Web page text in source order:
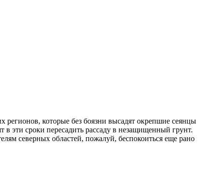
регионов, которые без боязни высадят окрепшие сеянцы
эти сроки пересадить рассаду в незащищенный грунт.
северных областей, пожалуй, беспокоиться еще рано